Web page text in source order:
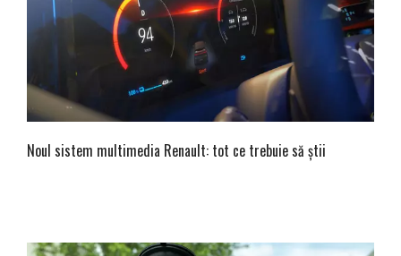
Noul sistem multimedia Renault: tot ce trebuie să știi